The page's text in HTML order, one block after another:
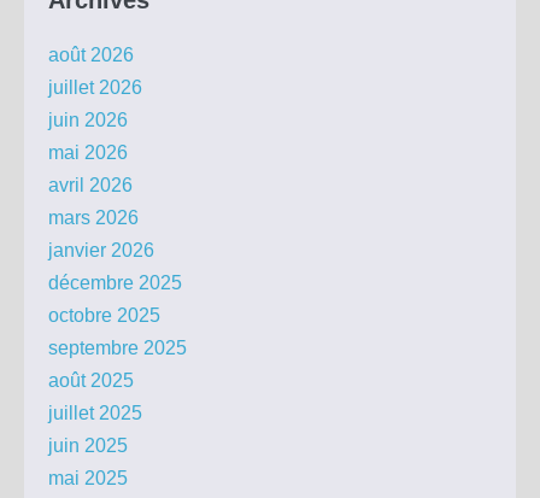
août 2026
juillet 2026
juin 2026
mai 2026
avril 2026
mars 2026
janvier 2026
décembre 2025
octobre 2025
septembre 2025
août 2025
juillet 2025
juin 2025
mai 2025